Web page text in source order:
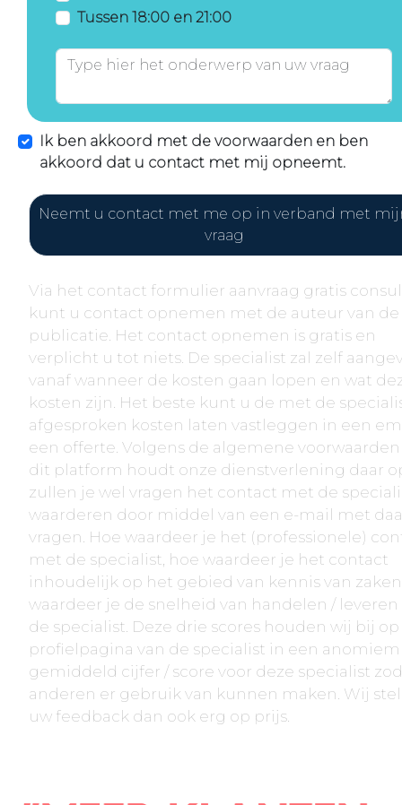
Tussen 18:00 en 21:00
Ik ben akkoord met de voorwaarden en ben
akkoord dat u contact met mij opneemt.
Neemt u contact met me op in verband met
vraag
Via het contact formulier aanvraag gratis
kunt u contact opnemen met de auteur van de
publicatie. Het contact opnemen is gratis en
verplicht u tot niets. De specialist zal zelf
vanaf wanneer de kosten gaan lopen en wat
kosten zijn. Het beste kunt u de met de
afgesproken kosten laten vastleggen in een
een offerte. Volgens de algemene
dit platform houdt onze dienstverlening daar
zullen je wel vragen het contact met de
waarderen door middel van een e-mail met
vragen. Hoe waardeer je het (professionele)
met de specialist, hoe waardeer je het contact
inhoudelijk op het gebied van kennis van
waardeer je de snelheid van handelen / leveren
de specialist. Deze drie scores houden wij bij
profielpagina van de specialist in een anomiem
gemiddeld cijfer / score voor deze specialist
anderen er gebruik van kunnen maken. Wij
uw feedback dan ook erg op prijs.